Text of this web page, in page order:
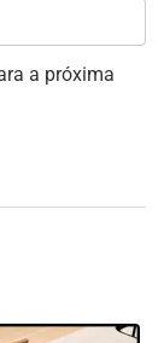
a próxima